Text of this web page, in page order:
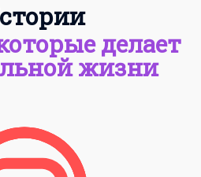
делает
жизни